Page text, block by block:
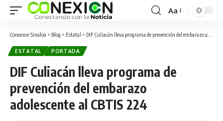
Aa
Conexion Sinaloa > Blog > Estatal > DIF Culiacán lleva programa de prevención del embarazo adolescente al CBTIS 224
ESTATAL PORTADA
DIF Culiacán lleva programa de
prevención del embarazo
adolescente al CBTIS 224